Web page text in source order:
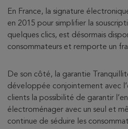
En France, la signature
en 2015 pour simplifier la
quelques clics, est désormais
consommateurs et remporte un
De son côté, la garantie
développée conjointement avec
clients la possibilité de garantir
électroménager avec un seul et
continue de séduire les